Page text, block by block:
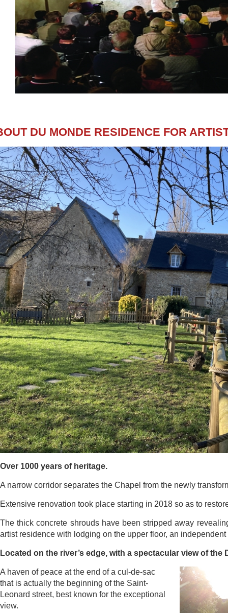
DU MONDE RESIDENCE FOR
Over 1000 years of heritage.
A narrow corridor separates the Chapel from the newly
Extensive renovation took place starting in 2018 so as to
The thick concrete shrouds have been stripped away
artist residence with lodging on the upper floor, an
Located on the river’s edge, with a spectacular view of the
A haven of peace at the end of a cul-de-sac
that is actually the beginning of the Saint-
Leonard street, best known for the exceptional
view.